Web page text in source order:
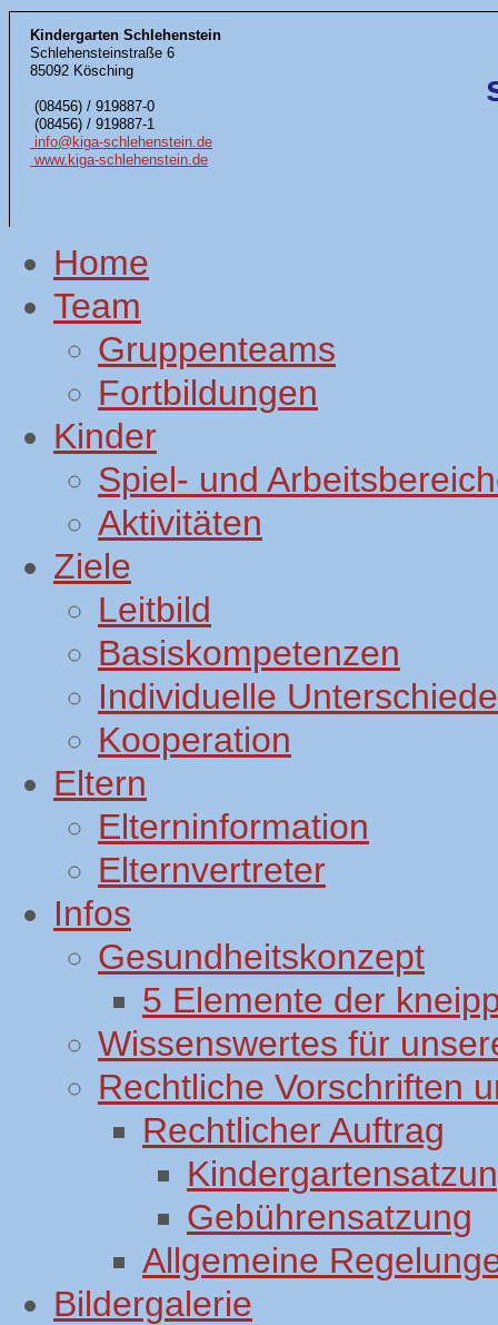
Kindergarten Schlehenstein
Schlehensteinstraße 6
85092 Kösching
(08456) / 919887-0
(08456) / 919887-1
info@kiga-schlehenstein.de
www.kiga-schlehenstein.de
Home
Team
Gruppenteams
Fortbildungen
Kinder
Spiel- und
Aktivitäten
Ziele
Leitbild
Basiskompetenzen
Individuelle Unterschiede
Kooperation
Eltern
Elterninformation
Elternvertreter
Infos
Gesundheitskonzept
5 Elemente der
Wissenswertes für
Rechtliche Vorschriften
Rechtlicher Auftrag
Gebührensatzung
Allgemeine
Bildergalerie